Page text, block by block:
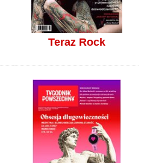
Teraz Rock